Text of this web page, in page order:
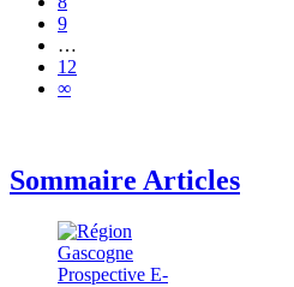
9
…
12
∞
Sommaire Articles